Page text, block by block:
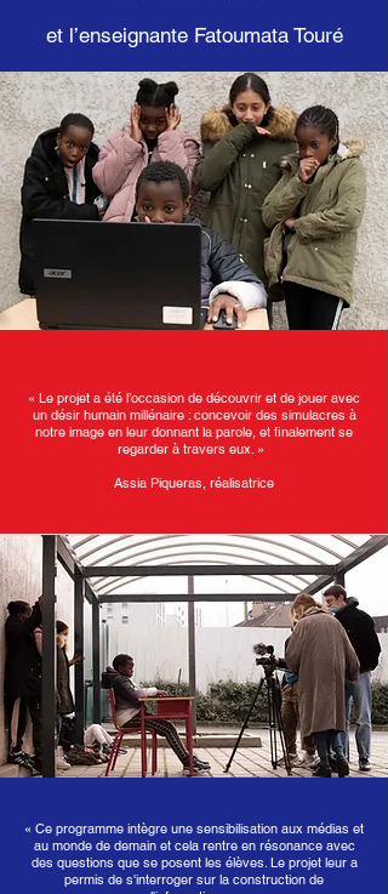
et l’enseignante Fatoumata Touré​​
« Le projet a été l’occasion de découvrir et de jouer avec
un désir humain millénaire : concevoir des simulacres à
notre image en leur donnant la parole, et finalement se
regarder à travers eux. »
Assia Piqueras, réalisatrice
« Ce programme intègre une sensibilisation aux médias et
au monde de demain et cela rentre en résonance avec
des questions que se posent les élèves. Le projet leur a
permis de s'interroger sur la construction de